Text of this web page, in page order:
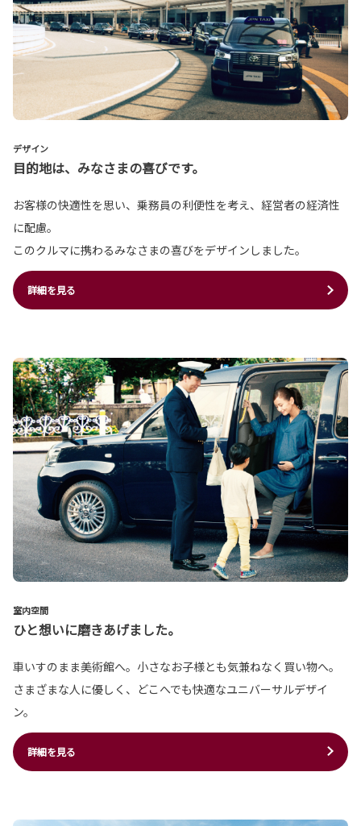
デザイン
目的地は、みなさまの喜びです。
お客様の快適性を思い、乗務員の利便性を考え、経営者の経済性
に配慮。
このクルマに携わるみなさまの喜びをデザインしました。
詳細を見る
室内空間
ひと想いに磨きあげました。
車いすのまま美術館へ。小さなお子様とも気兼ねなく買い物へ。
さまざまな人に優しく、どこへでも快適なユニバーサルデザイ
ン。
詳細を見る